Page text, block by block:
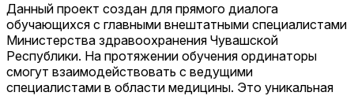
Данный проект создан для прямого диалога
обучающихся с главными внештатными специалистами
Министерства здравоохранения Чувашской
Республики. На протяжении обучения ординаторы
смогут взаимодействовать с ведущими
специалистами в области медицины. Это уникальная